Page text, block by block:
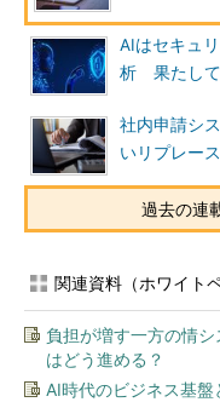
AIはセキュ
析 果たして
社内申請シ
いリプレー
過去の連
関連資料（ホワイト
負担が増す一方の情
はどう進める？
AI時代のビジネス基